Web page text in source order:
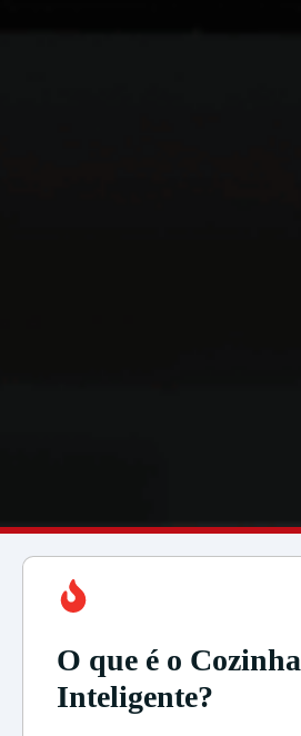
O que é o Cozinha
Inteligente?